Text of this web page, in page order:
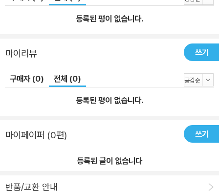
등록된 평이 없습니다.
마이리뷰 쓰기
구매자 (0) 전체 (0)
등록된 평이 없습니다.
마이페이퍼 (0편) 쓰기
등록된 글이 없습니다
반품/교환 안내